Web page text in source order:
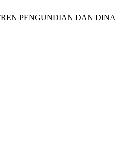
TREN PENGUNDIAN DAN